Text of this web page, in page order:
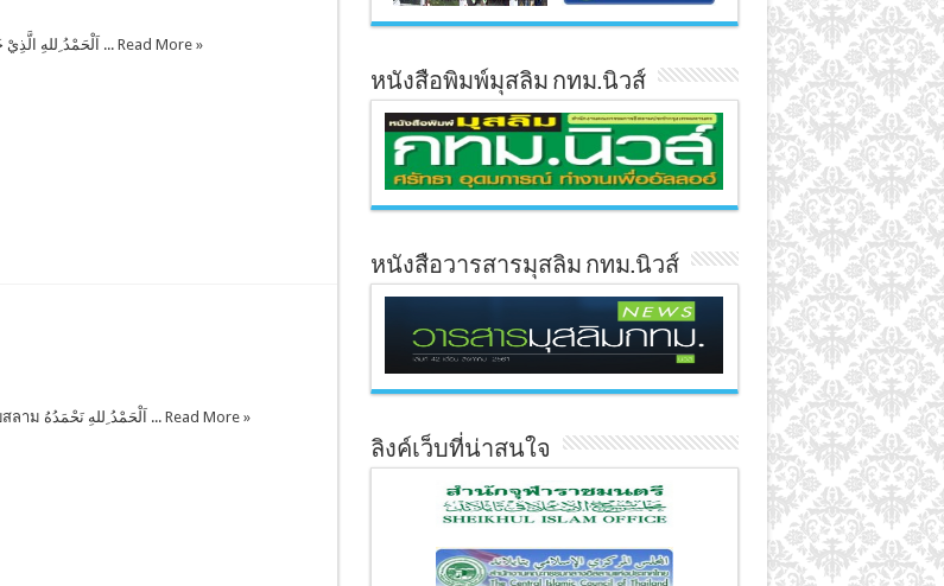
คุณธรรมต่อเพื่อนบ้าน اَلْحَمْدُ ِللهِ الَّذِيْ خَلَقَ السَّم ... Read More »
การทักทายด้วยการกล่าวและรับสลาม اَلْحَمْدُ ِللهِ نَحْمَدُهُ ... Read More »
หนังสือพิมพ์มุสลิม กทม.นิวส์
หนังสือวารสารมุสลิม กทม.นิวส์
ลิงค์เว็บที่น่าสนใจ